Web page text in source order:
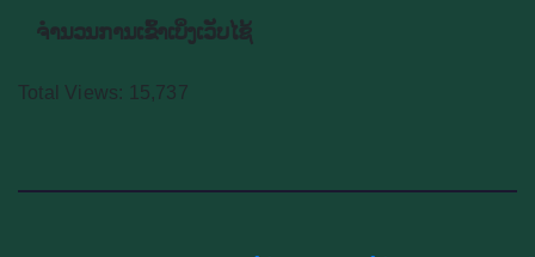
ຈຳນວນການເຂົ້າເບິ່ງເວັບໄຊ້
Total Views: 15,737